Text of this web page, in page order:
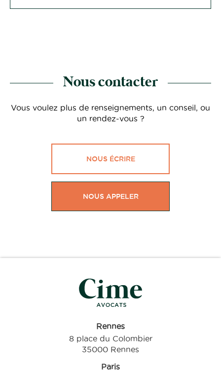
Nous contacter
Vous voulez plus de renseignements, un conseil, ou
un rendez-vous ?
NOUS ÉCRIRE
NOUS APPELER
Rennes
8 place du Colombier
35000 Rennes
Paris